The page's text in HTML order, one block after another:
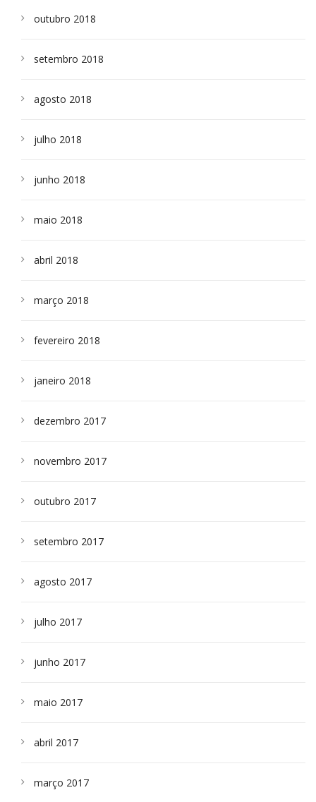
outubro 2018
setembro 2018
agosto 2018
julho 2018
junho 2018
maio 2018
abril 2018
março 2018
fevereiro 2018
janeiro 2018
dezembro 2017
novembro 2017
outubro 2017
setembro 2017
agosto 2017
julho 2017
junho 2017
maio 2017
abril 2017
março 2017